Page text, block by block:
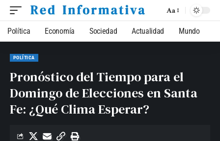
Aa
Política Economía Sociedad Actualidad Mundo
POLÍTICA
Pronóstico del Tiempo para el
Domingo de Elecciones en Santa
Fe: ¿Qué Clima Esperar?